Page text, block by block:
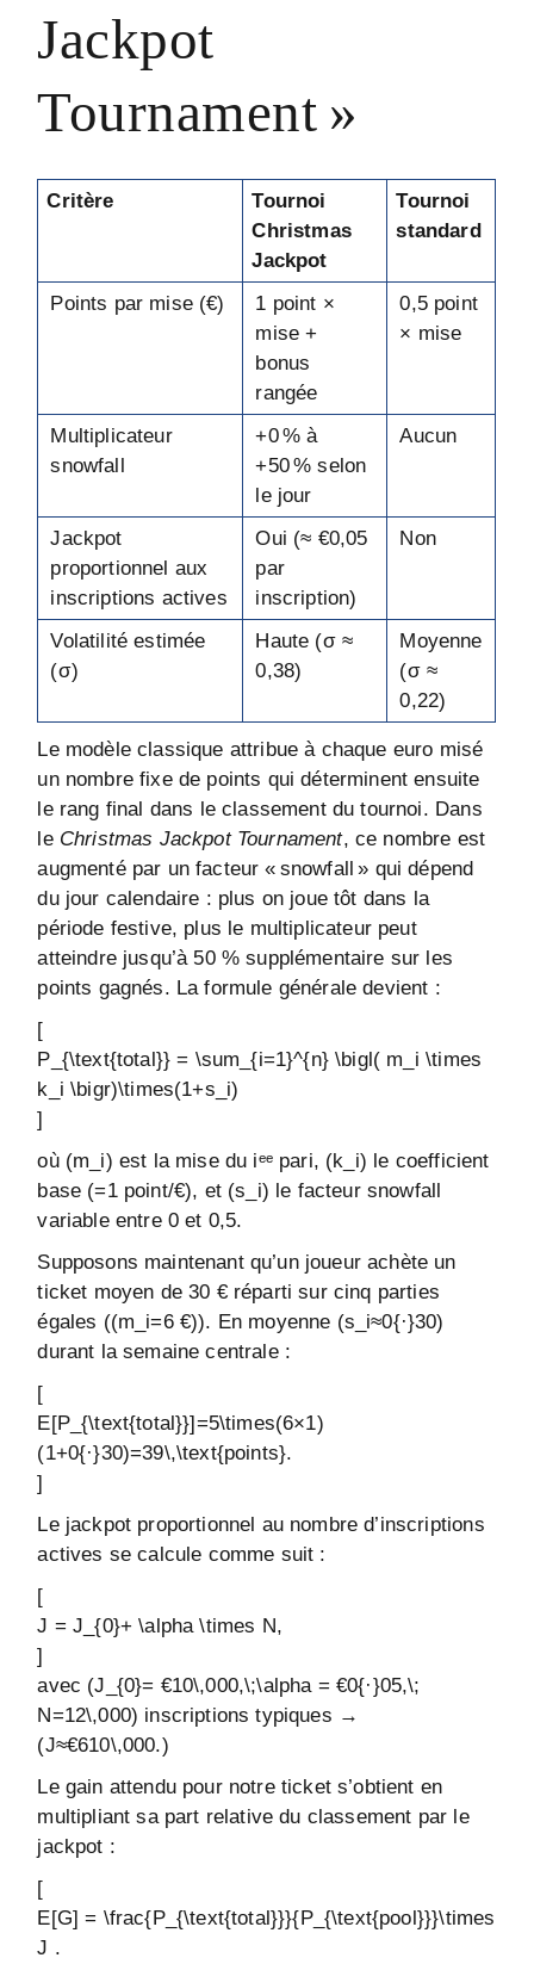
Jackpot
Tournament »
Critère
Tournoi
Christmas
Jackpot
Tournoi
standard
Points par mise (€)
1 point ×
mise +
bonus
rangée
0,5 point
× mise
Multiplicateur
snowfall
+0 % à
+50 % selon
le jour
Aucun
Jackpot
proportionnel aux
inscriptions actives
Oui (≈ €0,05
par
inscription)
Non
Volatilité estimée
(σ)
Haute (σ ≈
0,38)
Moyenne
(σ ≈
0,22)
Le modèle classique attribue à chaque euro misé
un nombre fixe de points qui déterminent ensuite
le rang final dans le classement du tournoi. Dans
le Christmas Jackpot Tournament, ce nombre est
augmenté par un facteur « snowfall » qui dépend
du jour calendaire : plus on joue tôt dans la
période festive, plus le multiplicateur peut
atteindre jusqu’à 50 % supplémentaire sur les
points gagnés. La formule générale devient :
[
P_{\text{total}} = \sum_{i=1}^{n} \bigl( m_i \times
k_i \bigr)\times(1+s_i)
]
où (m_i) est la mise du iᵉᵉ pari, (k_i) le coefficient
base (=1 point/€), et (s_i) le facteur snowfall
variable entre 0 et 0,5.
Supposons maintenant qu’un joueur achète un
ticket moyen de 30 € réparti sur cinq parties
égales ((m_i=6 €)). En moyenne (s_i≈0{·}30)
durant la semaine centrale :
[
E[P_{\text{total}}]=5\times(6×1)
(1+0{·}30)=39\,\text{points}.
]
Le jackpot proportionnel au nombre d’inscriptions
actives se calcule comme suit :
[
J = J_{0}+ \alpha \times N,
]
avec (J_{0}= €10\,000,\;\alpha = €0{·}05,\;
N=12\,000) inscriptions typiques →
(J≈€610\,000.)
Le gain attendu pour notre ticket s’obtient en
multipliant sa part relative du classement par le
jackpot :
[
E[G] = \frac{P_{\text{total}}}{P_{\text{pool}}}\times
J .